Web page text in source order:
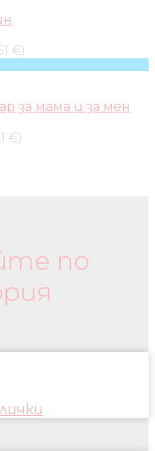
€)
за мама и за мен
€)
по